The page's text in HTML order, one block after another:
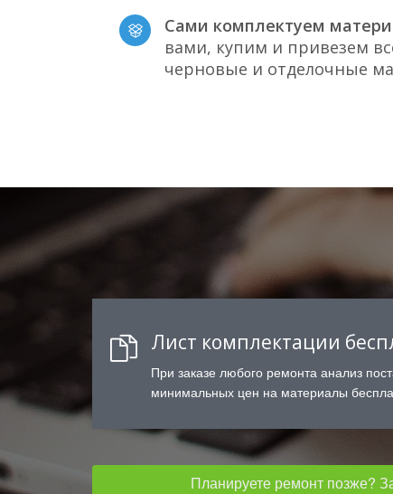
Сами комплектуем
вами, купим и привезем
черновые и отделочные
Лист комплектации
При заказе любого ремонта анализ
минимальных цен на материалы
Планируете ремонт позже?